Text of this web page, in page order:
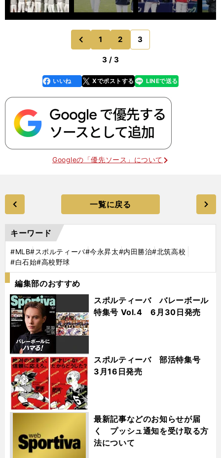
前
のページへ
1 2 3
3 / 3
faceboo
k
いいね Xでポストする
line LINEで送る
Googleの「優先ソース」について
一覧に戻る
キーワード
#MLB#スポルティーバ#今永昇太#内田勝治#北筑高校
#白石始#高校野球
編集部のおすすめ
スポルティーバ バレーボール
特集号 Vol.4 6月30日発売
スポルティーバ 部活特集号
3月16日発売
最新記事などのお知らせが届
く プッシュ通知を受け取る方
法について